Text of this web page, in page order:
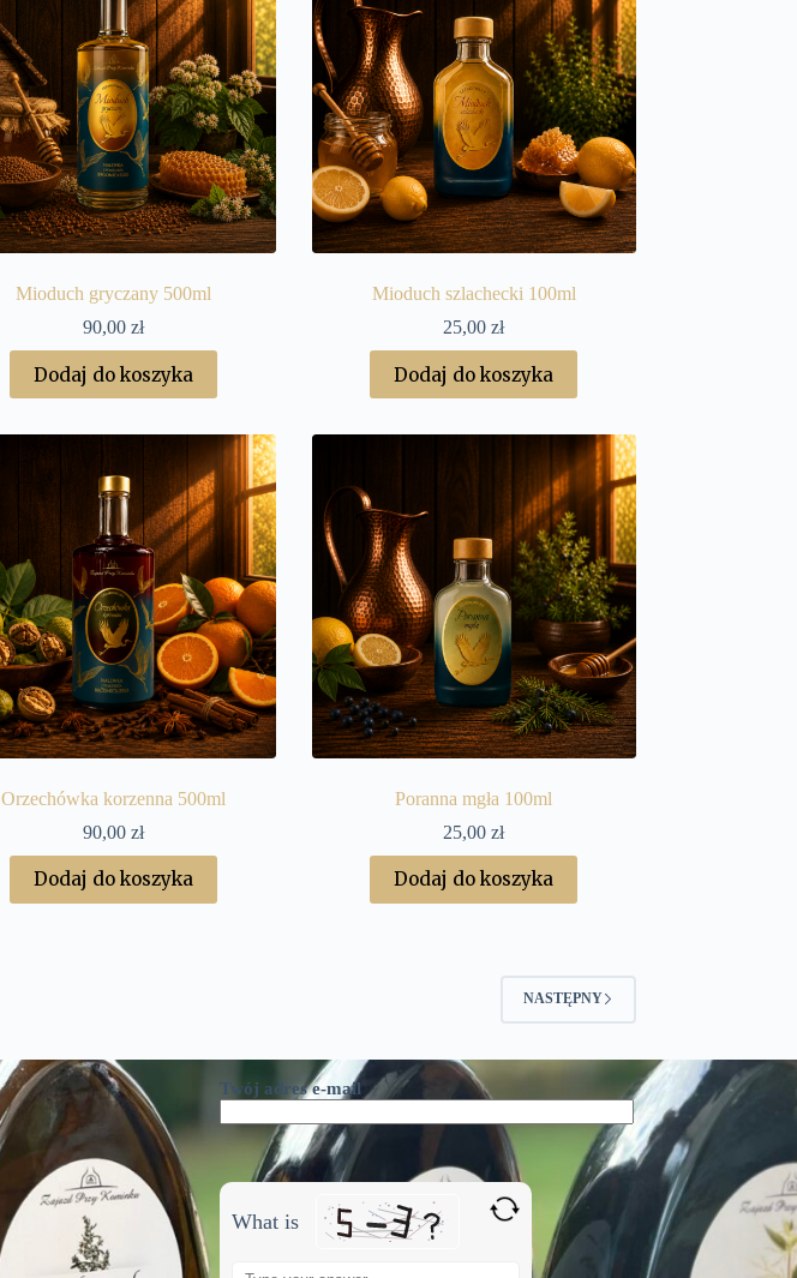
Mioduch gryczany 500ml
90,00zł
Dodaj do koszyka
Mioduch szlachecki 100ml
25,00zł
Dodaj do koszyka
Orzechówka korzenna 500ml
90,00zł
Dodaj do koszyka
Poranna mgła 100ml
25,00zł
Dodaj do koszyka
NASTĘPNY
Twój adres e-mail
What is